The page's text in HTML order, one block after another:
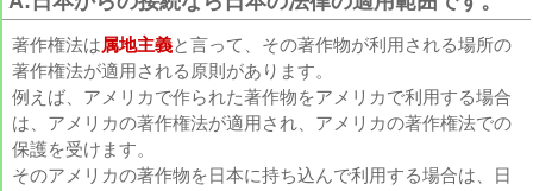
著作権法は属地主義と言って、その著作物が利用される場所の
著作権法が適用される原則があります。
例えば、アメリカで作られた著作物をアメリカで利用する場合
は、アメリカの著作権法が適用され、アメリカの著作権法での
保護を受けます。
そのアメリカの著作物を日本に持ち込んで利用する場合は、日